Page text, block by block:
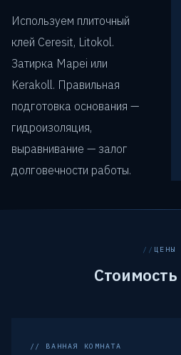
Используем плиточный
клей Ceresit, Litokol.
Затирка Mapei или
Kerakoll. Правильная
подготовка основания —
гидроизоляция,
выравнивание — залог
долговечности работы.
ЦЕНЫ
Стоимость
// ВАННАЯ КОМНАТА